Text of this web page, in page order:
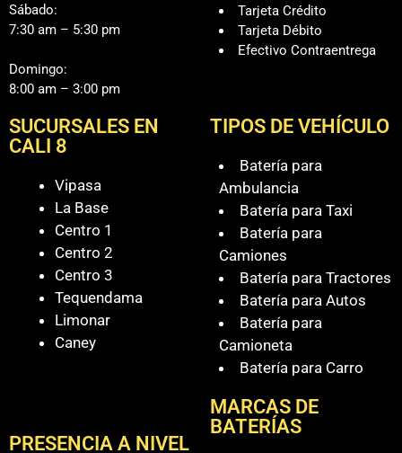
Sábado:
7:30 am – 5:30 pm
Domingo:
8:00 am – 3:00 pm
Tarjeta Crédito
Tarjeta Débito
Efectivo Contraentrega
SUCURSALES EN
CALI 8
Vipasa
La Base
Centro 1
Centro 2
Centro 3
Tequendama
Limonar
Caney
PRESENCIA A NIVEL
TIPOS DE VEHÍCULO
Batería para
Ambulancia
Batería para Taxi
Batería para
Camiones
Batería para Tractores
Batería para Autos
Batería para
Camioneta
Batería para Carro
MARCAS DE
BATERÍAS